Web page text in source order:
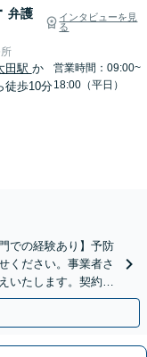
弁護
インタビューを見
る
田駅 か
徒歩10分
営業時間：09:00~
18:00（平日）
での経験あり】予防
ください。事業者さ
いたします。契約書
ど